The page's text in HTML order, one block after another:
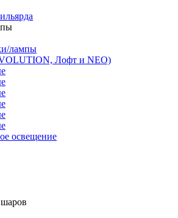
лампы
Лофт и NEO)
освещение